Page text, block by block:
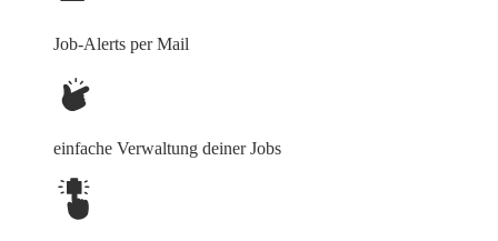
Job-Alerts per Mail
einfache Verwaltung deiner Jobs